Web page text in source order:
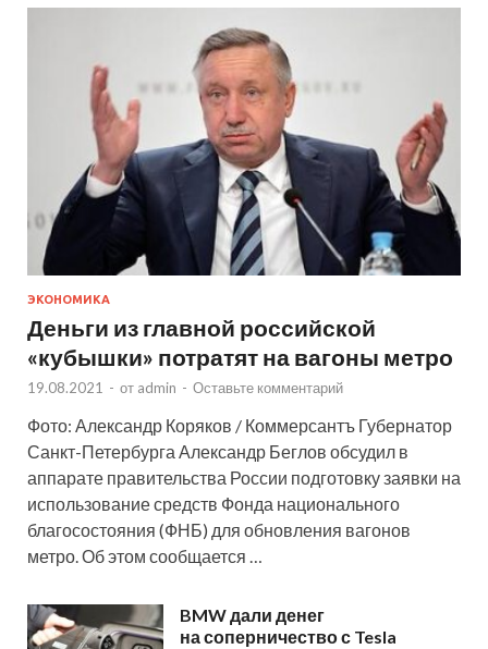
ЭКОНОМИКА
Деньги из главной российской
«кубышки» потратят на вагоны метро
19.08.2021 - от admin - Оставьте комментарий
Фото: Александр Коряков / Коммерсантъ Губернатор
Санкт-Петербурга Александр Беглов обсудил в
аппарате правительства России подготовку заявки на
использование средств Фонда национального
благосостояния (ФНБ) для обновления вагонов
метро. Об этом сообщается …
BMW дали денег
на соперничество с Tesla